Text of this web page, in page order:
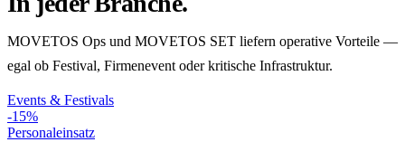
MOVETOS Ops und MOVETOS SET liefern operative Vorteile —
egal ob Festival, Firmenevent oder kritische Infrastruktur.
Events & Festivals
-15%
Personaleinsatz